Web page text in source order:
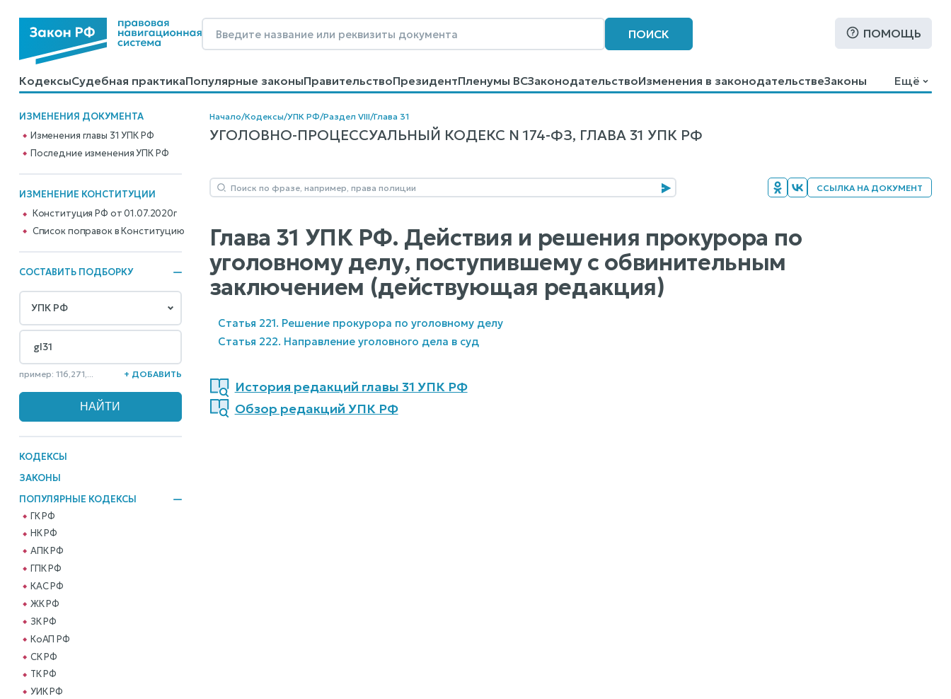
ПОИСК ПОМОЩЬ
КодексыСудебная практикаПопулярные законыПравительствоПрезидентПленумы ВСЗаконодательствоИзменения в законодательствеЗаконы
КалькуляторыСправочные материалыОбразцы договоровКонтактыПомощьПоиск
Ещё
ИЗМЕНЕНИЯ ДОКУМЕНТА
Изменения главы 31 УПК РФ
Последние изменения УПК РФ
ИЗМЕНЕНИЕ КОНСТИТУЦИИ
Конституция РФ от 01.07.2020г
Cписок поправок в Конституцию
СОСТАВИТЬ ПОДБОРКУ
пример: 116,271,... + ДОБАВИТЬ
КОДЕКСЫ
ЗАКОНЫ
ПОПУЛЯРНЫЕ КОДЕКСЫ
ГК РФ
НК РФ
АПК РФ
ГПК РФ
КАС РФ
ЖК РФ
ЗК РФ
КоАП РФ
СК РФ
ТК РФ
УИК РФ
Начало/Кодексы/УПК РФ/Раздел VIII/Глава 31
УГОЛОВНО-ПРОЦЕССУАЛЬНЫЙ КОДЕКС N 174-ФЗ, ГЛАВА 31 УПК РФ
ССЫЛКА НА ДОКУМЕНТ
Глава 31 УПК РФ. Действия и решения прокурора по
уголовному делу, поступившему с обвинительным
заключением (действующая редакция)
Статья 221. Решение прокурора по уголовному делу
Статья 222. Направление уголовного дела в суд
История редакций главы 31 УПК РФ
Обзор редакций УПК РФ